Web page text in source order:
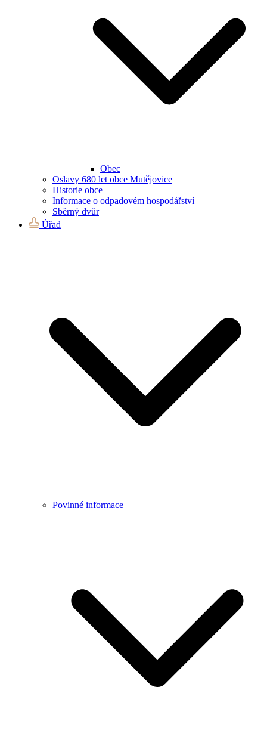
Obec
Oslavy 680 let obce Mutějovice
Historie obce
Informace o odpadovém hospodářství
Sběrný dvůr
Úřad
Povinné informace